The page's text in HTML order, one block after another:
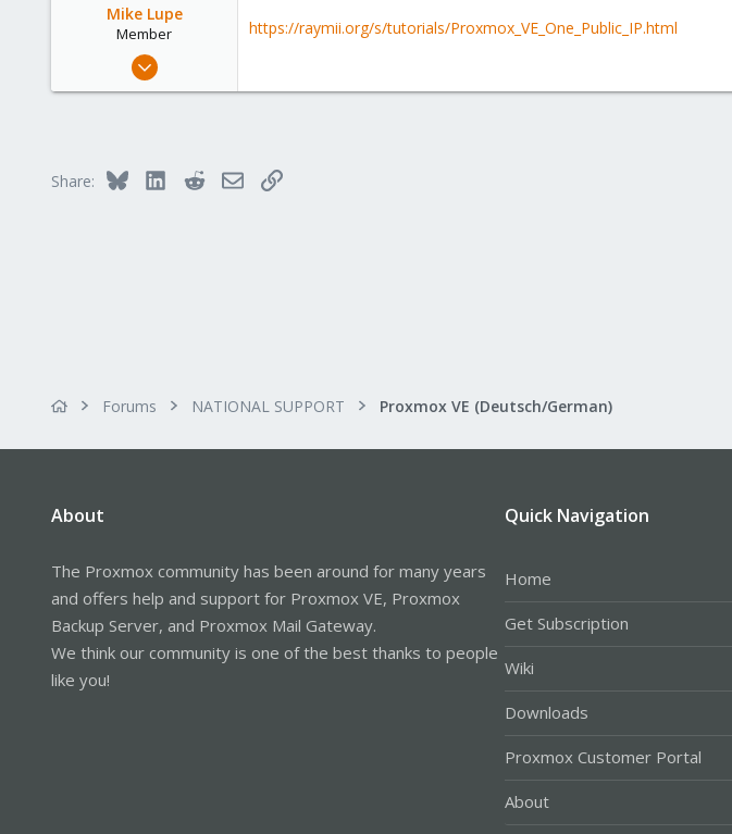
Mike Lupe
Member
Nov 25, 2018
25
https://raymii.org/s/tutorials/Proxmox_VE_One_Public_IP.html
Share: Bluesky LinkedInRedditEmailLink
Forums NATIONAL SUPPORT Proxmox VE (Deutsch/German)
About
The Proxmox community has been around for many years
and offers help and support for Proxmox VE, Proxmox
Backup Server, and Proxmox Mail Gateway.
We think our community is one of the best thanks to people
like you!
Quick Navigation
Home
Get Subscription
Wiki
Downloads
Proxmox Customer Portal
About